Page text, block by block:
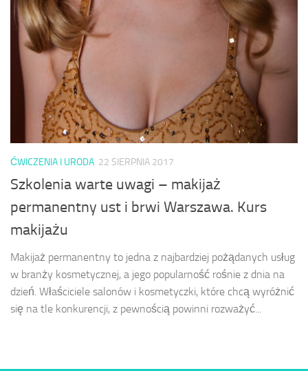
ĆWICZENIA I URODA 22 SIERPNIA 2017
Szkolenia warte uwagi – makijaż
permanentny ust i brwi Warszawa. Kurs
makijażu
Makijaż permanentny to jedna z najbardziej pożądanych usług
w branży kosmetycznej, a jego popularność rośnie z dnia na
dzień. Właściciele salonów i kosmetyczki, które chcą wyróżnić
się na tle konkurencji, z pewnością powinni rozważyć...